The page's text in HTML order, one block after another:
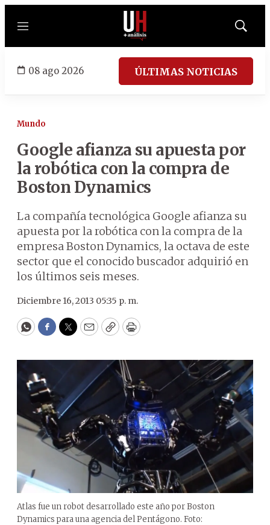
Menú
Mostrar
08 ago 2026 ÚLTIMAS NOTICIAS
Mundo
Google afianza su apuesta por
la robótica con la compra de
Boston Dynamics
La compañía tecnológica Google afianza su
apuesta por la robótica con la compra de la
empresa Boston Dynamics, la octava de este
sector que el conocido buscador adquirió en
los últimos seis meses.
Diciembre 16, 2013 05:35 p. m.
WhatsApp
Facebook
Twitter
EmailCopyPrint
Atlas fue un robot desarrollado este año por Boston
Dynamics para una agencia del Pentágono. Foto: